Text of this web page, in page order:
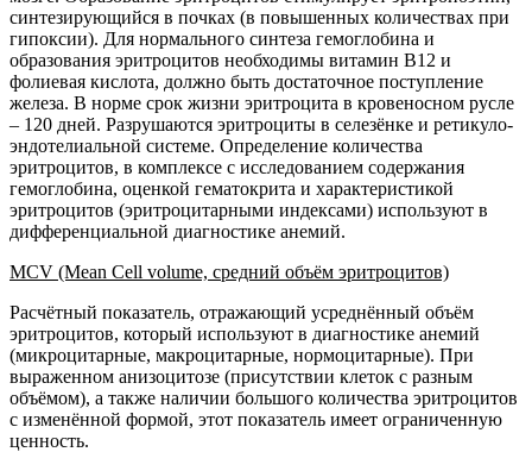
синтезирующийся в почках (в повышенных количествах при
гипоксии). Для нормального синтеза гемоглобина и
образования эритроцитов необходимы витамин В12 и
фолиевая кислота, должно быть достаточное поступление
железа. В норме срок жизни эритроцита в кровеносном русле
– 120 дней. Разрушаются эритроциты в селезёнке и ретикуло-
эндотелиальной системе. Определение количества
эритроцитов, в комплексе с исследованием содержания
гемоглобина, оценкой гематокрита и характеристикой
эритроцитов (эритроцитарными индексами) используют в
дифференциальной диагностике анемий.
MCV (Mean Cell volume, средний объём эритроцитов)
Расчётный показатель, отражающий усреднённый объём
эритроцитов, который используют в диагностике анемий
(микроцитарные, макроцитарные, нормоцитарные). При
выраженном анизоцитозе (присутствии клеток с разным
объёмом), а также наличии большого количества эритроцитов
с изменённой формой, этот показатель имеет ограниченную
ценность.